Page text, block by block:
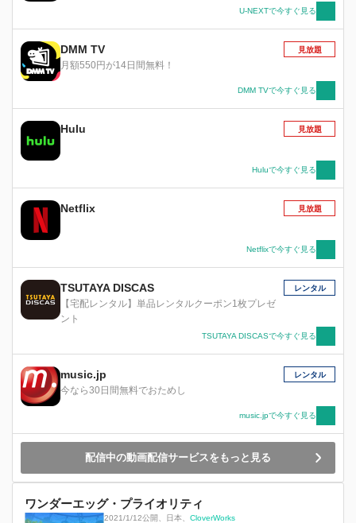
U-NEXTで今すぐ見る
DMM TV
月額550円が14日間無料！
見放題
DMM TVで今すぐ見る
Hulu 見放題
Huluで今すぐ見る
Netflix 見放題
Netflixで今すぐ見る
TSUTAYA DISCAS
【宅配レンタル】単品レンタルクーポン1枚プレゼ
ント
レンタル
TSUTAYA DISCASで今すぐ見る
music.jp
今なら30日間無料でおためし
レンタル
music.jpで今すぐ見る
配信中の動画配信サービスをもっと見る
ワンダーエッグ・プライオリティ
2021/1/12公開 日本 CloverWorks